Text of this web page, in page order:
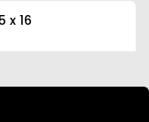
x 16